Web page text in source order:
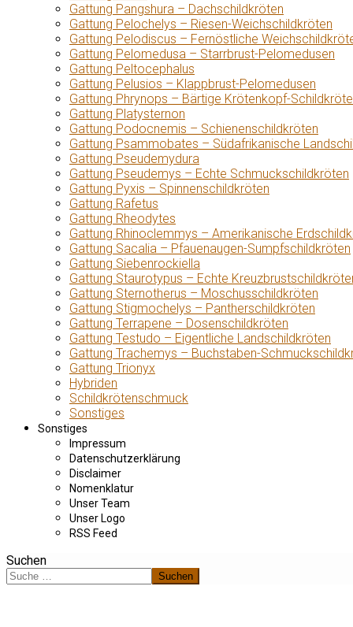
Gattung Pangshura – Dachschildkröten
Gattung Pelochelys – Riesen-Weichschildkröten
Gattung Pelodiscus – Fernöstliche
Gattung Pelomedusa – Starrbrust-Pelomedusen
Gattung Peltocephalus
Gattung Pelusios – Klappbrust-Pelomedusen
Gattung Phrynops – Bärtige Krötenkopf-
Gattung Platysternon
Gattung Podocnemis – Schienenschildkröten
Gattung Psammobates – Südafrikanische
Gattung Pseudemydura
Gattung Pseudemys – Echte Schmuckschildkröten
Gattung Pyxis – Spinnenschildkröten
Gattung Rafetus
Gattung Rheodytes
Gattung Rhinoclemmys – Amerikanische
Gattung Sacalia – Pfauenaugen-Sumpfschildkröten
Gattung Siebenrockiella
Gattung Staurotypus – Echte
Gattung Sternotherus – Moschusschildkröten
Gattung Stigmochelys – Pantherschildkröten
Gattung Terrapene – Dosenschildkröten
Gattung Testudo – Eigentliche Landschildkröten
Gattung Trachemys – Buchstaben-
Gattung Trionyx
Hybriden
Schildkrötenschmuck
Sonstiges
Sonstiges
Impressum
Datenschutzerklärung
Disclaimer
Nomenklatur
Unser Team
Unser Logo
RSS Feed
Suchen
Suchen